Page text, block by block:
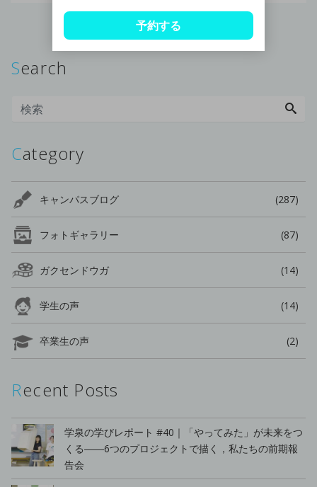
Search
Category
キャンパスブログ (287)
フォトギャラリー (87)
ガクセンドウガ (14)
学生の声 (14)
卒業生の声 (2)
Recent Posts
学泉の学びレポート #40｜「やってみた」が未来をつ
くる――6つのプロジェクトで描く，私たちの前期報
告会
予約する